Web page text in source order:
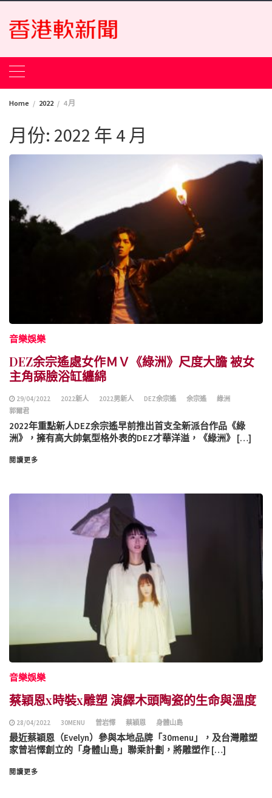
Skip
content
Home 2022 4 月
月份: 2022 年 4 月
音樂娛樂
DEZ余宗遙處女作ＭＶ《綠洲》尺度大膽 被女
主角舔臉浴缸纏綿
29/04/2022 2022新人 2022男新人 DEZ余宗遙 余宗遙
綠洲
郭爾君
2022年重點新人DEZ余宗遙早前推出首支全新派台作品《綠
洲》，擁有高大帥氣型格外表的DEZ才華洋溢，《綠洲》 […]
閱讀更多
音樂娛樂
蔡穎恩x時裝x雕塑 演繹木頭陶瓷的生命與溫度
28/04/2022 30MENU 曾岩懌 蔡穎恩 身體山島
最近蔡穎恩（Evelyn）參與本地品牌「30menu」，及台灣雕塑
家曾岩懌創立的「身體山島」聯乘計劃，將雕塑作 […]
閱讀更多